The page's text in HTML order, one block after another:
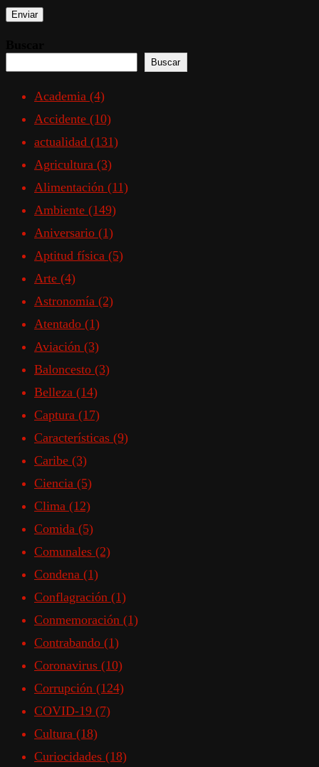
Buscar
Academia (4)
Accidente (10)
actualidad (131)
Agricultura (3)
Alimentación (11)
Ambiente (149)
Aniversario (1)
Aptitud física (5)
Arte (4)
Astronomía (2)
Atentado (1)
Aviación (3)
Baloncesto (3)
Belleza (14)
Captura (17)
Características (9)
Caribe (3)
Ciencia (5)
Clima (12)
Comida (5)
Comunales (2)
Condena (1)
Conflagración (1)
Conmemoración (1)
Contrabando (1)
Coronavirus (10)
Corrupción (124)
COVID-19 (7)
Cultura (18)
Curiocidades (18)